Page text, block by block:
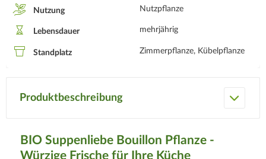
Nutzung Nutzpflanze
Lebensdauer mehrjährig
Standplatz Zimmerpflanze, Kübelpflanze
Produktbeschreibung
BIO Suppenliebe Bouillon Pflanze -
Würzige Frische für Ihre Küche